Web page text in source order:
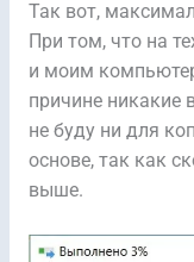
Так вот,
При том, что на
и моим
причине никакие
не буду ни для
основе, так как
выше.